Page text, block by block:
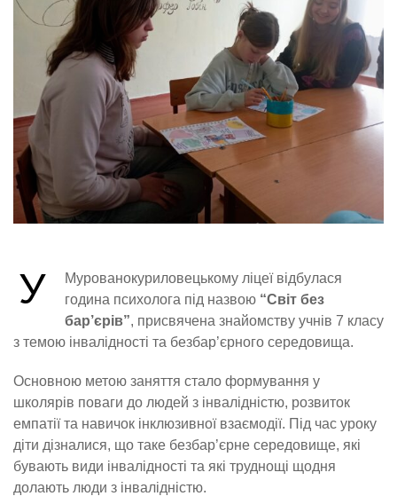
У
Мурованокуриловецькому ліцеї відбулася
година психолога під назвою “Світ без
бар’єрів”, присвячена знайомству учнів 7 класу
з темою інвалідності та безбар’єрного середовища.
Основною метою заняття стало формування у
школярів поваги до людей з інвалідністю, розвиток
емпатії та навичок інклюзивної взаємодії. Під час уроку
діти дізналися, що таке безбар’єрне середовище, які
бувають види інвалідності та які труднощі щодня
долають люди з інвалідністю.